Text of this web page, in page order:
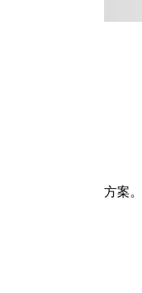
方案。